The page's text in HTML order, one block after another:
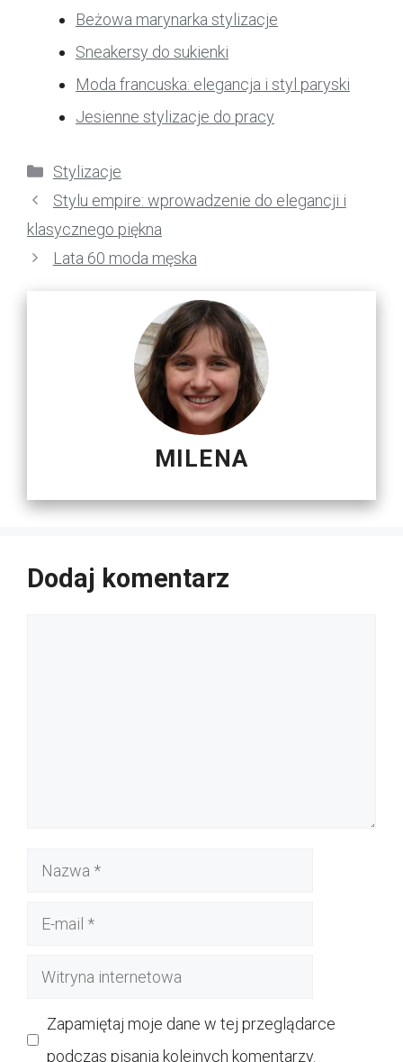
Beżowa marynarka stylizacje
Sneakersy do sukienki
Moda francuska: elegancja i styl paryski
Jesienne stylizacje do pracy
Kategorie
Stylizacje
Stylu empire: wprowadzenie do elegancji i
klasycznego piękna
Lata 60 moda męska
MILENA
Dodaj komentarz
Nazwa
Witryna
Zapamiętaj moje dane w tej przeglądarce
podczas pisania kolejnych komentarzy.